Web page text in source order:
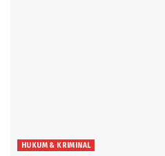
HUKUM & KRIMINAL